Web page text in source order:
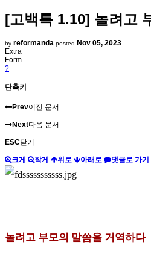
[고백록 1.10] 놀려고
by reformanda posted Nov 05, 2023
Extra
Form
?
단축키
Prev이전 문서
Next다음 문서
ESC닫기
크게 작게 위로 아래로 댓글로 가기
놀려고 부모의 말씀을 거역하다